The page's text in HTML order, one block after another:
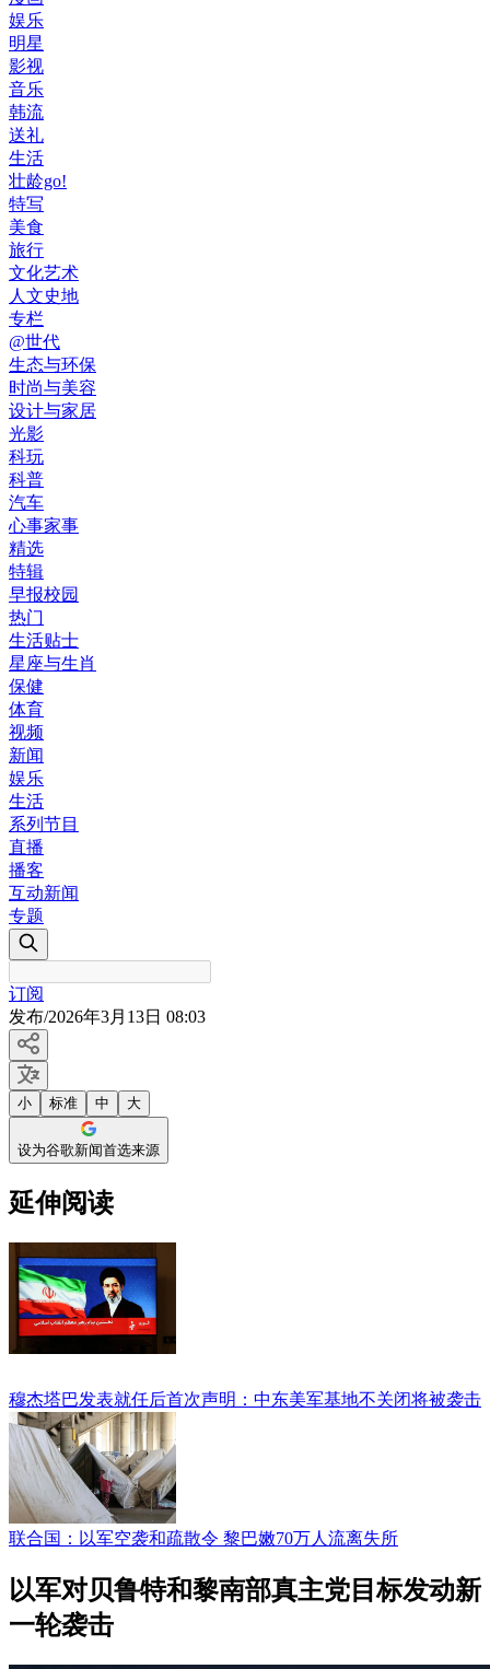
娱乐
明星
影视
音乐
韩流
送礼
生活
壮龄go!
特写
美食
旅行
文化艺术
人文史地
专栏
@世代
生态与环保
时尚与美容
设计与家居
光影
科玩
科普
汽车
心事家事
精选
特辑
早报校园
热门
生活贴士
星座与生肖
保健
体育
视频
新闻
娱乐
生活
系列节目
直播
播客
互动新闻
专题
订阅
发布/2026年3月13日 08:03
小 标准 中 大
设为谷歌新闻首选来源
延伸阅读
穆杰塔巴发表就任后首次声明：中东美军基地不关闭将被袭击
联合国：以军空袭和疏散令 黎巴嫩70万人流离失所
以军对贝鲁特和黎南部真主党目标发动新
一轮袭击